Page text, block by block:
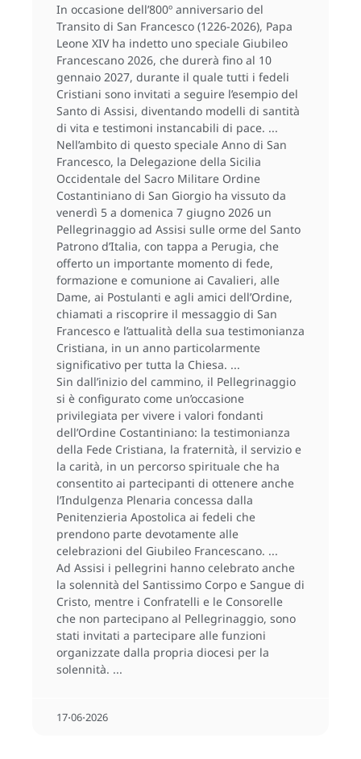
In occasione dell’800º anniversario del
Transito di San Francesco (1226-2026), Papa
Leone XIV ha indetto uno speciale Giubileo
Francescano 2026, che durerà fino al 10
gennaio 2027, durante il quale tutti i fedeli
Cristiani sono invitati a seguire l’esempio del
Santo di Assisi, diventando modelli di santità
di vita e testimoni instancabili di pace.
Nell’ambito di questo speciale Anno di San
Francesco, la Delegazione della Sicilia
Occidentale del Sacro Militare Ordine
Costantiniano di San Giorgio ha vissuto da
venerdì 5 a domenica 7 giugno 2026 un
Pellegrinaggio ad Assisi sulle orme del Santo
Patrono d’Italia, con tappa a Perugia, che
offerto un importante momento di fede,
formazione e comunione ai Cavalieri, alle
Dame, ai Postulanti e agli amici dell’Ordine,
chiamati a riscoprire il messaggio di San
Francesco e l’attualità della sua testimonianza
Cristiana, in un anno particolarmente
significativo per tutta la Chiesa.
Sin dall’inizio del cammino, il Pellegrinaggio
si è configurato come un’occasione
privilegiata per vivere i valori fondanti
dell’Ordine Costantiniano: la testimonianza
della Fede Cristiana, la fraternità, il servizio e
la carità, in un percorso spirituale che ha
consentito ai partecipanti di ottenere anche
l’Indulgenza Plenaria concessa dalla
Penitenzieria Apostolica ai fedeli che
prendono parte devotamente alle
celebrazioni del Giubileo Francescano.
Ad Assisi i pellegrini hanno celebrato anche
la solennità del Santissimo Corpo e Sangue di
Cristo, mentre i Confratelli e le Consorelle
che non partecipano al Pellegrinaggio, sono
stati invitati a partecipare alle funzioni
organizzate dalla propria diocesi per la
solennità.
17⋅06⋅2026